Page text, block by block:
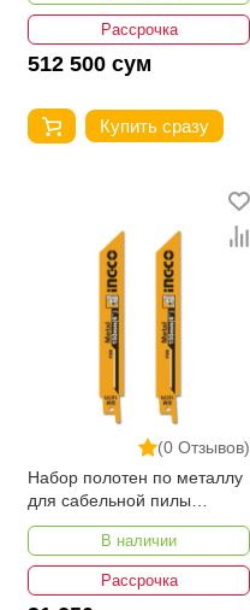
Рассрочка
512 500 сум
Купить сразу
(0 Отзывов)
Набор полотен по металлу
для сабельной пилы
INGCO SSB922EF
В наличии
Рассрочка